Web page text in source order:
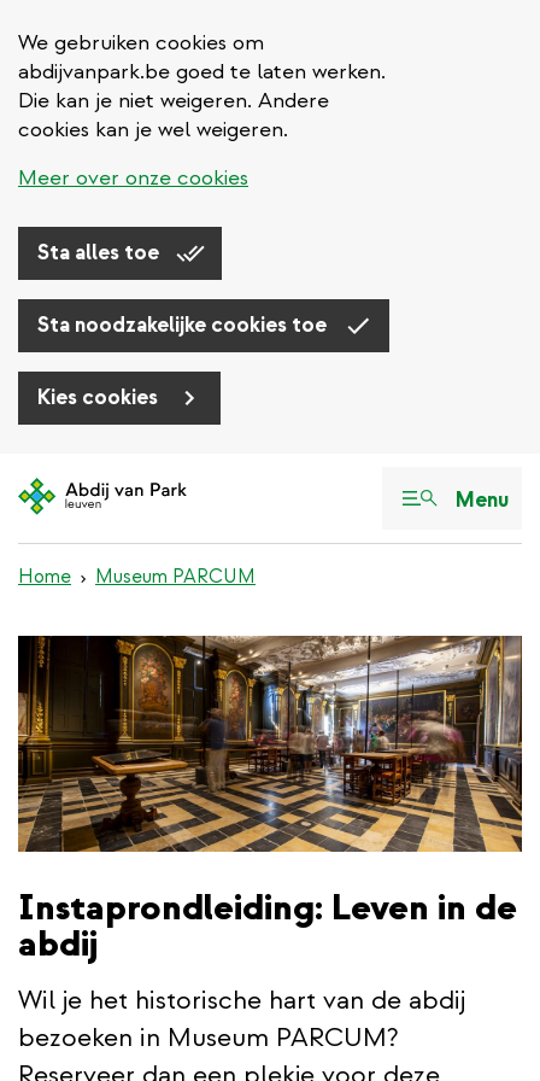
We gebruiken cookies om
abdijvanpark.be goed te laten werken.
Die kan je niet weigeren. Andere
cookies kan je wel weigeren.
Meer over onze cookies
Sta alles toe
Sta noodzakelijke cookies toe
Kies cookies
en
inhoud
Menu
Home Museum PARCUM
Instaprondleiding: Leven in de
abdij
Wil je het historische hart van de abdij
bezoeken in Museum PARCUM?